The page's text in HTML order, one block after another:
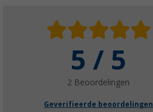
5 / 5
2 Beoordelingen
Geverifieerde beoordelingen